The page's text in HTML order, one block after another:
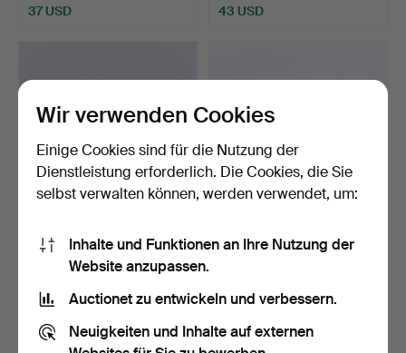
37 USD 43 USD
KOMMODE, Mahagoni, 3-
schübig, Pettersson&N…
Beendet 1. Aug 2026
2 Gebote
NACHTTISCHE, 1 Paar,
5 Gebote
Wir verwenden Cookies
Einige Cookies sind für die Nutzung der
Dienstleistung erforderlich. Die Cookies, die Sie
selbst verwalten können, werden verwendet, um:
Inhalte und Funktionen an Ihre Nutzung der
Website anzupassen.
Auctionet zu entwickeln und verbessern.
Neuigkeiten und Inhalte auf externen